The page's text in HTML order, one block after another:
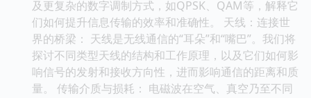
及更复杂的数字调制方式，如QPSK、QAM等，解释它
们如何提升信息传输的效率和准确性。 天线：连接世
界的桥梁： 天线是无线通信的“耳朵”和“嘴巴”。我们将
探讨不同类型天线的结构和工作原理，以及它们如何影
响信号的发射和接收方向性，进而影响通信的距离和质
量。 传输介质与损耗： 电磁波在空气、真空乃至不同